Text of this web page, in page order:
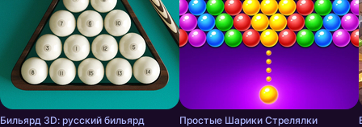
Бильярд 3D: русский бильярд Простые Шарики Стрелялки